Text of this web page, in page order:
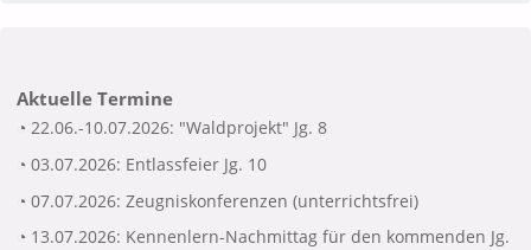
Aktuelle Termine
◔ 22.06.-10.07.2026: "Waldprojekt" Jg. 8
◔ 03.07.2026: Entlassfeier Jg. 10
◔ 07.07.2026: Zeugniskonferenzen (unterrichtsfrei)
◔ 13.07.2026: Kennenlern-Nachmittag für den kommenden Jg.